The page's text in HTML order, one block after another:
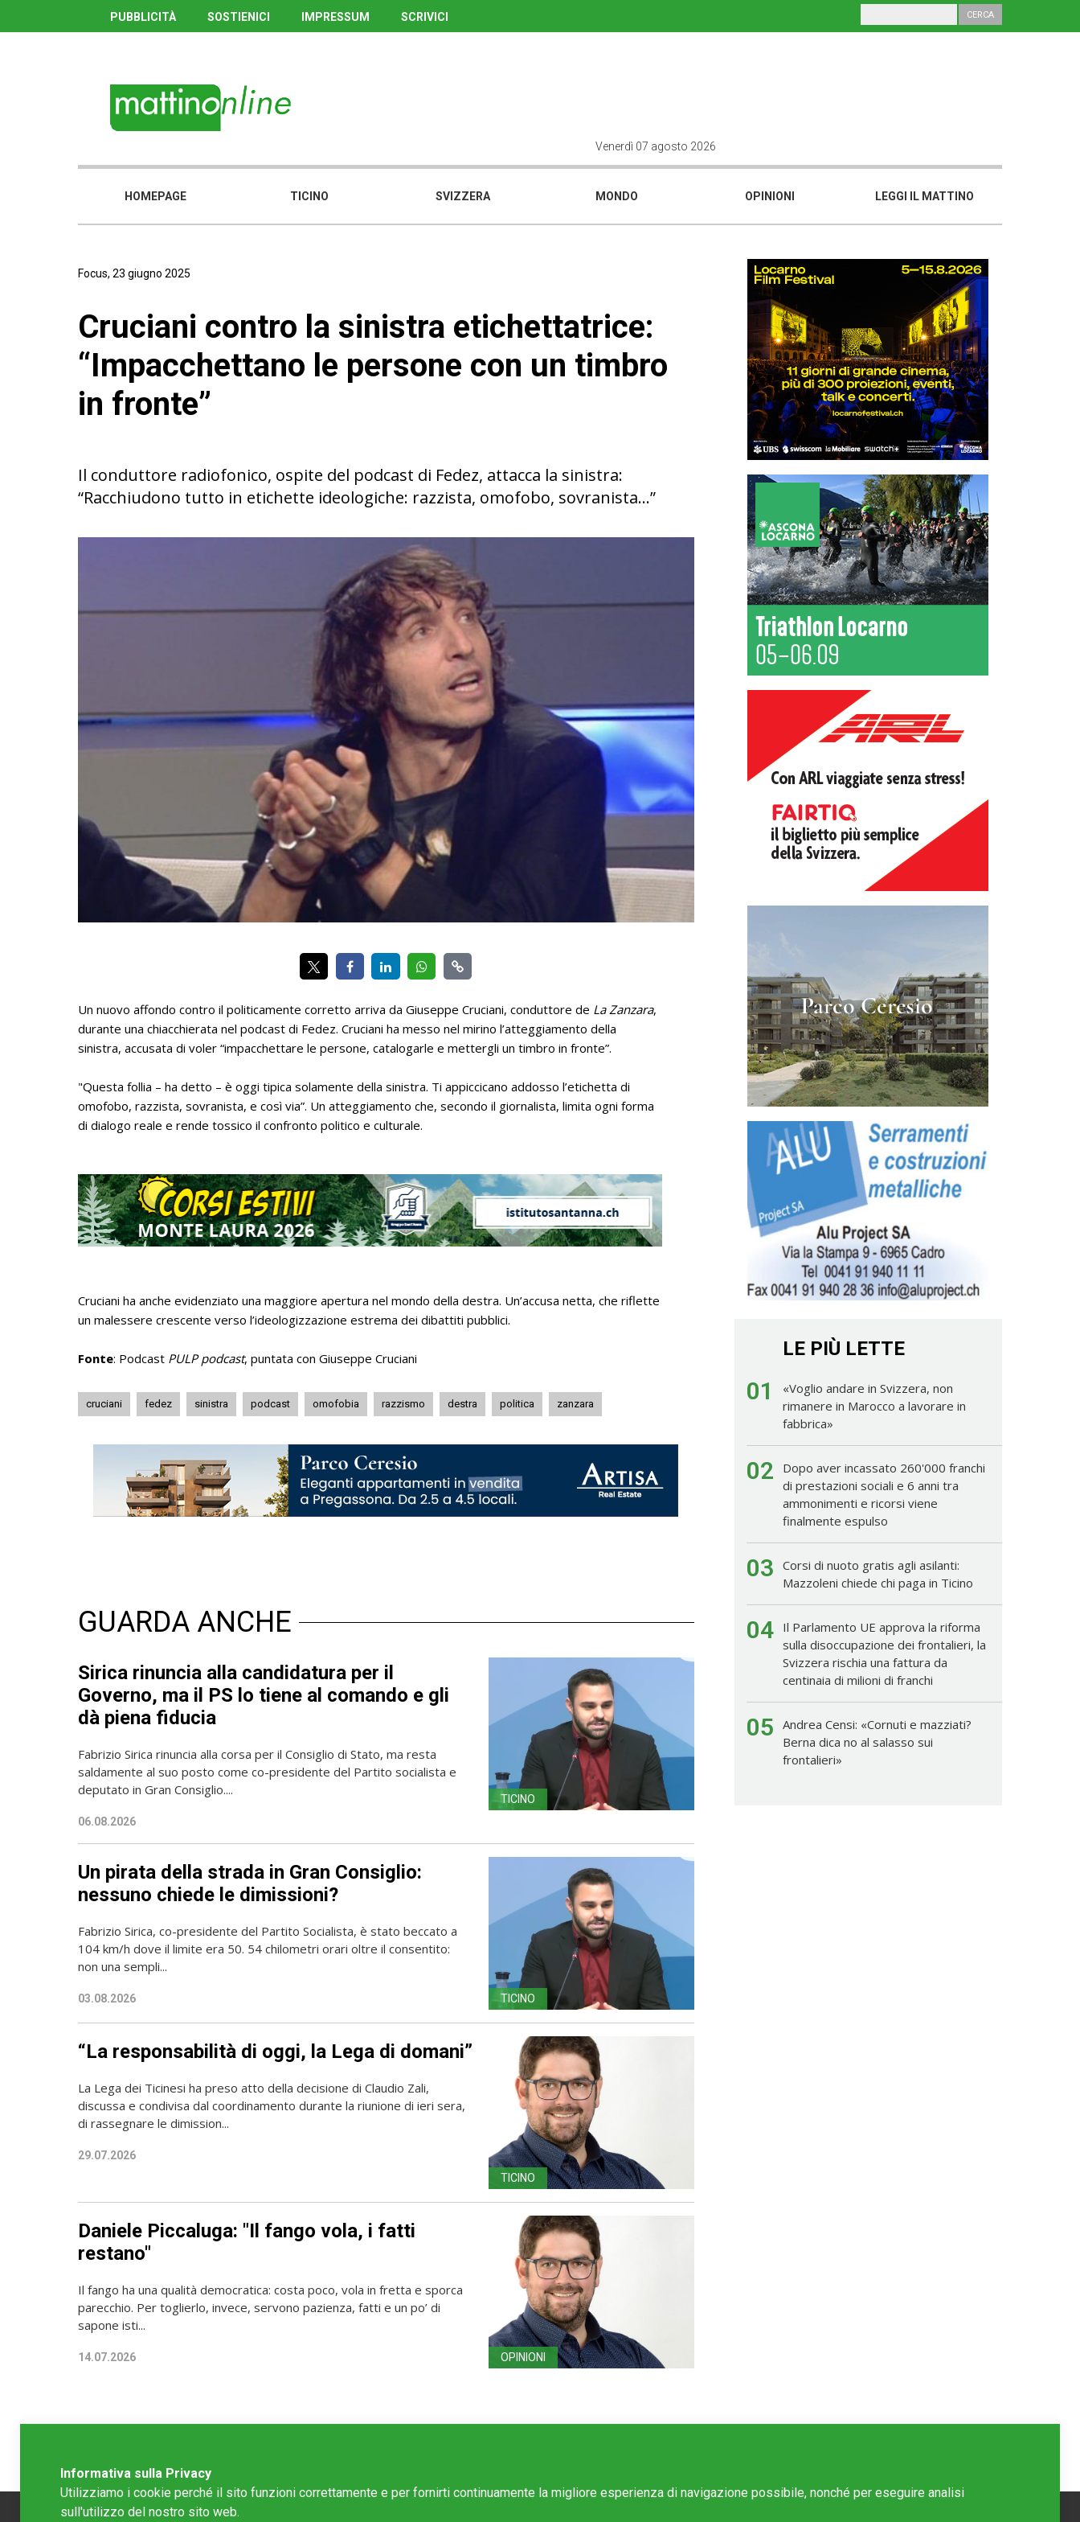
PUBBLICITÀ SOSTIENICI IMPRESSUM SCRIVICI
Venerdì 07 agosto 2026
HOMEPAGE TICINO SVIZZERA MONDO OPINIONI LEGGI IL MATTINO
Focus, 23 giugno 2025
Cruciani contro la sinistra etichettatrice:
“Impacchettano le persone con un timbro
in fronte”
Il conduttore radiofonico, ospite del podcast di Fedez, attacca la sinistra:
“Racchiudono tutto in etichette ideologiche: razzista, omofobo, sovranista…”
Un nuovo affondo contro il politicamente corretto arriva da Giuseppe Cruciani, conduttore de La Zanzara,
durante una chiacchierata nel podcast di Fedez. Cruciani ha messo nel mirino l’atteggiamento della
sinistra, accusata di voler “impacchettare le persone, catalogarle e mettergli un timbro in fronte”.
"Questa follia – ha detto – è oggi tipica solamente della sinistra. Ti appiccicano addosso l’etichetta di
omofobo, razzista, sovranista, e così via”. Un atteggiamento che, secondo il giornalista, limita ogni forma
di dialogo reale e rende tossico il confronto politico e culturale.
Cruciani ha anche evidenziato una maggiore apertura nel mondo della destra. Un’accusa netta, che riflette
un malessere crescente verso l’ideologizzazione estrema dei dibattiti pubblici.
Fonte: Podcast PULP podcast, puntata con Giuseppe Cruciani
cruciani fedez sinistra podcast omofobia razzismo destra politica zanzara
GUARDA ANCHE
Sirica rinuncia alla candidatura per il
Governo, ma il PS lo tiene al comando e gli
dà piena fiducia
Fabrizio Sirica rinuncia alla corsa per il Consiglio di Stato, ma resta
saldamente al suo posto come co-presidente del Partito socialista e
deputato in Gran Consiglio....
06.08.2026
TICINO
Un pirata della strada in Gran Consiglio:
nessuno chiede le dimissioni?
Fabrizio Sirica, co-presidente del Partito Socialista, è stato beccato a
104 km/h dove il limite era 50. 54 chilometri orari oltre il consentito:
non una sempli...
03.08.2026 TICINO
“La responsabilità di oggi, la Lega di domani”
La Lega dei Ticinesi ha preso atto della decisione di Claudio Zali,
discussa e condivisa dal coordinamento durante la riunione di ieri sera,
di rassegnare le dimission...
29.07.2026
TICINO
Daniele Piccaluga: "Il fango vola, i fatti
restano"
Il fango ha una qualità democratica: costa poco, vola in fretta e sporca
parecchio. Per toglierlo, invece, servono pazienza, fatti e un po’ di
sapone isti...
14.07.2026 OPINIONI
LE PIÙ LETTE
01
«Voglio andare in Svizzera, non
rimanere in Marocco a lavorare in
fabbrica»
02
Dopo aver incassato 260'000 franchi
di prestazioni sociali e 6 anni tra
ammonimenti e ricorsi viene
finalmente espulso
03 Corsi di nuoto gratis agli asilanti:
Mazzoleni chiede chi paga in Ticino
04
Il Parlamento UE approva la riforma
sulla disoccupazione dei frontalieri, la
Svizzera rischia una fattura da
centinaia di milioni di franchi
05 Andrea Censi: «Cornuti e mazziati?
Berna dica no al salasso sui
frontalieri»
Informativa sulla Privacy
Utilizziamo i cookie perché il sito funzioni correttamente e per fornirti continuamente la migliore esperienza di navigazione possibile, nonché per eseguire analisi
sull'utilizzo del nostro sito web.